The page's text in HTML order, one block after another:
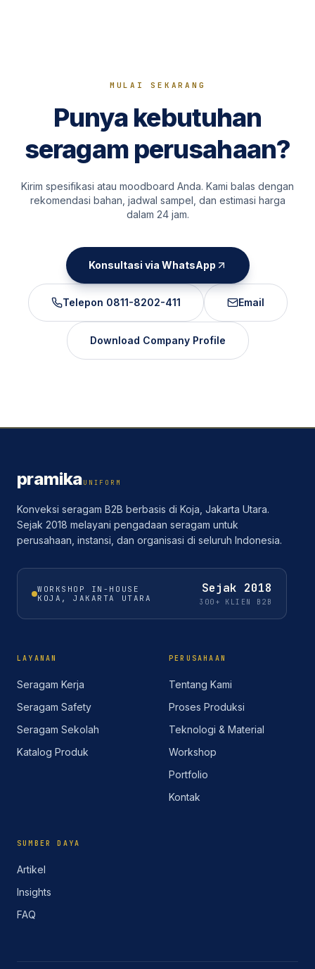
MULAI SEKARANG
Punya kebutuhan
seragam perusahaan?
Kirim spesifikasi atau moodboard Anda. Kami balas dengan
rekomendasi bahan, jadwal sampel, dan estimasi harga
dalam 24 jam.
Konsultasi via WhatsApp
Telepon 0811-8202-411 Email
Download Company Profile
pramikaUNIFORM
Konveksi seragam B2B berbasis di Koja, Jakarta Utara.
Sejak 2018 melayani pengadaan seragam untuk
perusahaan, instansi, dan organisasi di seluruh Indonesia.
WORKSHOP IN-HOUSE
KOJA, JAKARTA UTARA
Sejak 2018
300+ KLIEN B2B
LAYANAN
Seragam Kerja
Seragam Safety
Seragam Sekolah
Katalog Produk
PERUSAHAAN
Tentang Kami
Proses Produksi
Teknologi & Material
Workshop
Portfolio
Kontak
SUMBER DAYA
Artikel
Insights
FAQ